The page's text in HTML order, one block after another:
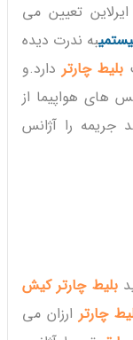
تعیین می
به ندرت دیده
بلیط چارتر دارد.و
های هواپیما از
را آژانس
بلیط چارتر کیش
چارتر ارزان می